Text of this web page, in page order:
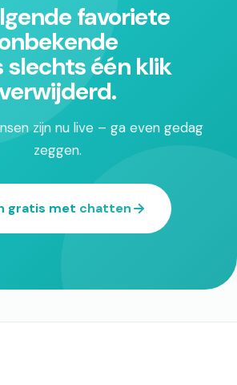
favoriete
slechts één klik
zijn nu live – ga even gedag
zeggen.
gratis met chatten